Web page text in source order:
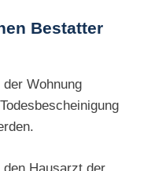
Bestatter
Wohnung
Hausarzt der